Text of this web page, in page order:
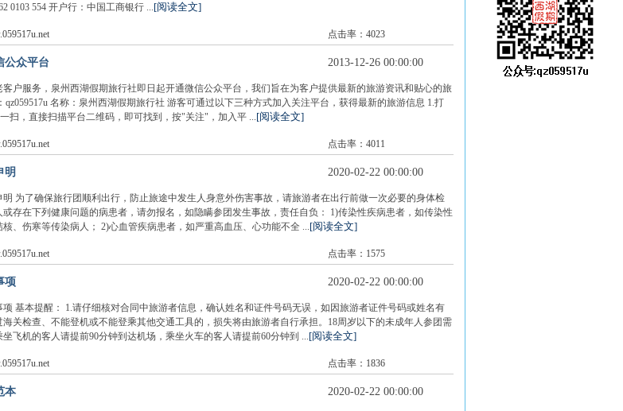
0103 554 开户行：中国工商银行 ...[阅读全文]
点击率：4023
公众平台 2013-12-26 00:00:00
户服务，泉州西湖假期旅行社即日起开通微信公众平台，我们旨在为客户提供最新的旅游资讯和贴心的旅
qz059517u 名称：泉州西湖假期旅行社 游客可通过以下三种方式加入关注平台，获得最新的旅游信息 1.打
扫，直接扫描平台二维码，即可找到，按"关注"，加入平 ...[阅读全文]
点击率：4011
明 2020-02-22 00:00:00
为了确保旅行团顺利出行，防止旅途中发生人身意外伤害事故，请旅游者在出行前做一次必要的身体检
或存在下列健康问题的病患者，请勿报名，如隐瞒参团发生事故，责任自负： 1)传染性疾病患者，如传染性
、伤寒等传染病人； 2)心血管疾病患者，如严重高血压、心功能不全 ...[阅读全文]
点击率：1575
项 2020-02-22 00:00:00
基本提醒： 1.请仔细核对合同中旅游者信息，确认姓名和证件号码无误，如因旅游者证件号码或姓名有
关检查、不能登机或不能登乘其他交通工具的，损失将由旅游者自行承担。18周岁以下的未成年人参团需
飞机的客人请提前90分钟到达机场，乘坐火车的客人请提前60分钟到 ...[阅读全文]
点击率：1836
本 2020-02-22 00:00:00